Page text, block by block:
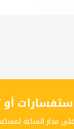
أو
مدار الساعة